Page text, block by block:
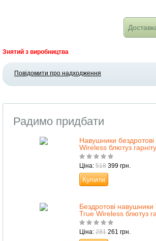
Знятий з виробництва
Повідомити про надходження
Радимо придбати
Навушники
Wireless блютуз
Ціна: 518 399 грн.
Купити
Бездротові
True Wireless блютуз
Ціна: 281 261 грн.